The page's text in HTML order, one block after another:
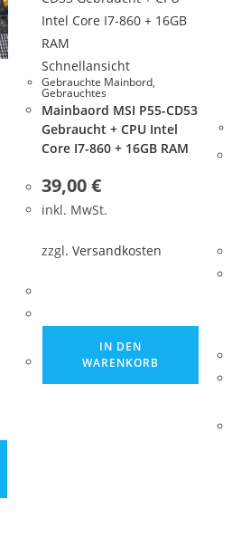
Schnellansicht
Gebrauchte Mainbord,
Gebrauchtes
Mainbaord MSI P55-CD53
Gebraucht + CPU Intel
Core I7-860 + 16GB RAM
39,00€
inkl. MwSt.
zzgl.Versandkosten
IN DEN
WARENKORB